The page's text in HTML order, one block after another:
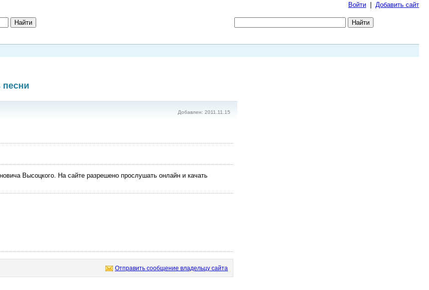
Войти Добавить сайт
Добавлен: 2011.11.15
Высоцкого. На сайте разрешено прослушать онлайн и качать
Отправить сообщение владельцу сайта